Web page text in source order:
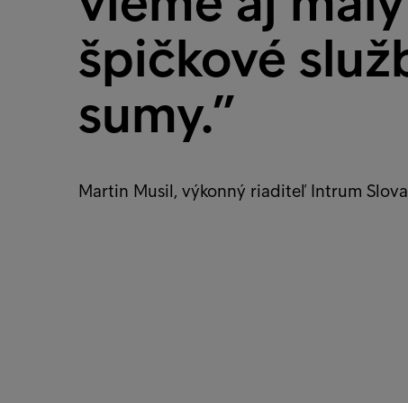
špičkové
sumy.”
Martin Musil, výkonný riaditeľ Intrum